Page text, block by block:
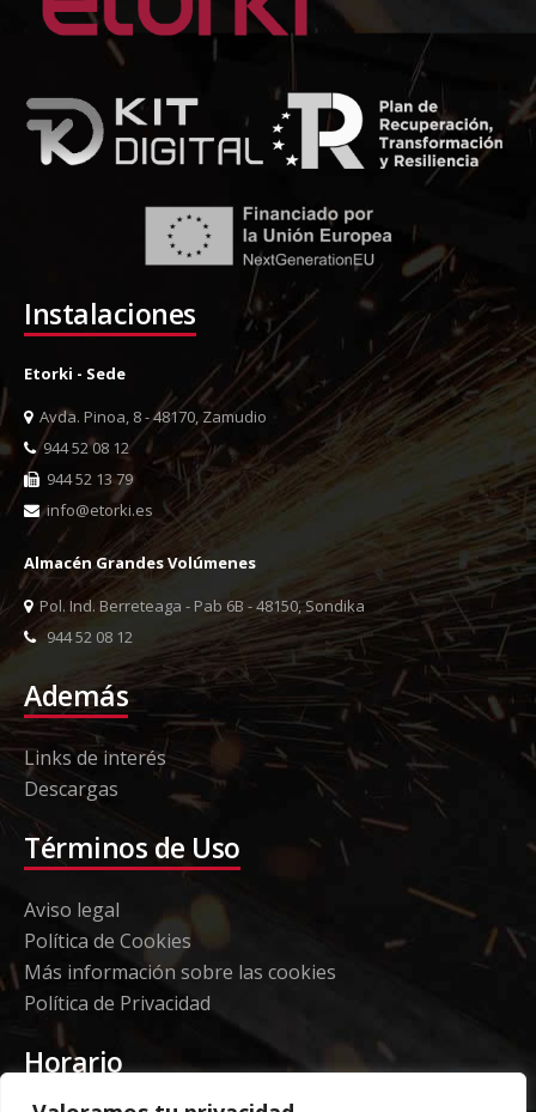
Instalaciones
Etorki - Sede
Avda. Pinoa, 8 - 48170, Zamudio
944 52 08 12
944 52 13 79
info@etorki.es
Almacén Grandes Volúmenes
Pol. Ind. Berreteaga - Pab 6B - 48150, Sondika
944 52 08 12
Además
Links de interés
Descargas
Términos de Uso
Aviso legal
Política de Cookies
Más información sobre las cookies
Política de Privacidad
Horario